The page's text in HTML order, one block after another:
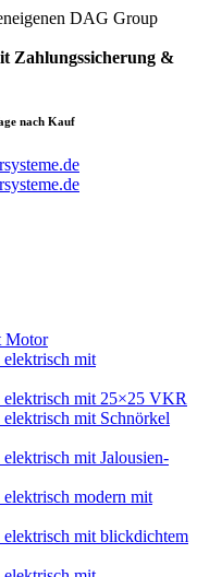
DAG Group
Zahlungssicherung &
nach Kauf
Motor
elektrisch mit
elektrisch mit 25×25 VKR
mit Schnörkel
mit Jalousien-
modern mit
elektrisch mit blickdichtem